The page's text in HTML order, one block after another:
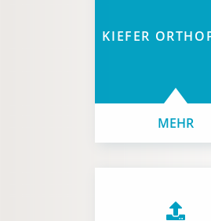
KIEFER
MEHR